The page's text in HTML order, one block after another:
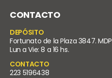
CONTACTO
DEPÓSITO
Fortunato de la Plaza 3847. MDP
Lun a Vie: 8 a 16 hs.
CONTACTO
223 5196438